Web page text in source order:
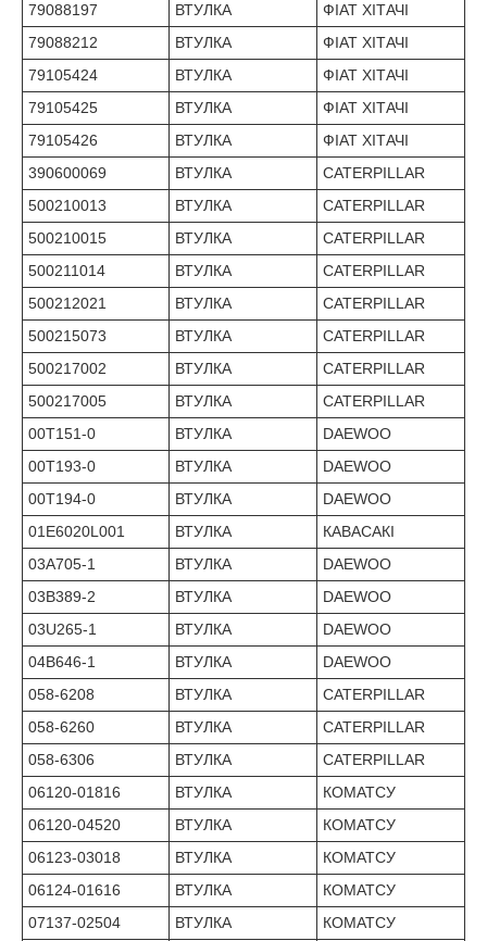
79088197
ВТУЛКА
ФІАТ ХІТАЧІ
79088212
ВТУЛКА
ФІАТ ХІТАЧІ
79105424
ВТУЛКА
ФІАТ ХІТАЧІ
79105425
ВТУЛКА
ФІАТ ХІТАЧІ
79105426
ВТУЛКА
ФІАТ ХІТАЧІ
390600069
ВТУЛКА
CATERPILLAR
500210013
ВТУЛКА
CATERPILLAR
500210015
ВТУЛКА
CATERPILLAR
500211014
ВТУЛКА
CATERPILLAR
500212021
ВТУЛКА
CATERPILLAR
500215073
ВТУЛКА
CATERPILLAR
500217002
ВТУЛКА
CATERPILLAR
500217005
ВТУЛКА
CATERPILLAR
00T151-0
ВТУЛКА
DAEWOO
00T193-0
ВТУЛКА
DAEWOO
00T194-0
ВТУЛКА
DAEWOO
01E6020L001
ВТУЛКА
КАВАСАКІ
03A705-1
ВТУЛКА
DAEWOO
03B389-2
ВТУЛКА
DAEWOO
03U265-1
ВТУЛКА
DAEWOO
04B646-1
ВТУЛКА
DAEWOO
058-6208
ВТУЛКА
CATERPILLAR
058-6260
ВТУЛКА
CATERPILLAR
058-6306
ВТУЛКА
CATERPILLAR
06120-01816
ВТУЛКА
КОМАТСУ
06120-04520
ВТУЛКА
КОМАТСУ
06123-03018
ВТУЛКА
КОМАТСУ
06124-01616
ВТУЛКА
КОМАТСУ
07137-02504
ВТУЛКА
КОМАТСУ